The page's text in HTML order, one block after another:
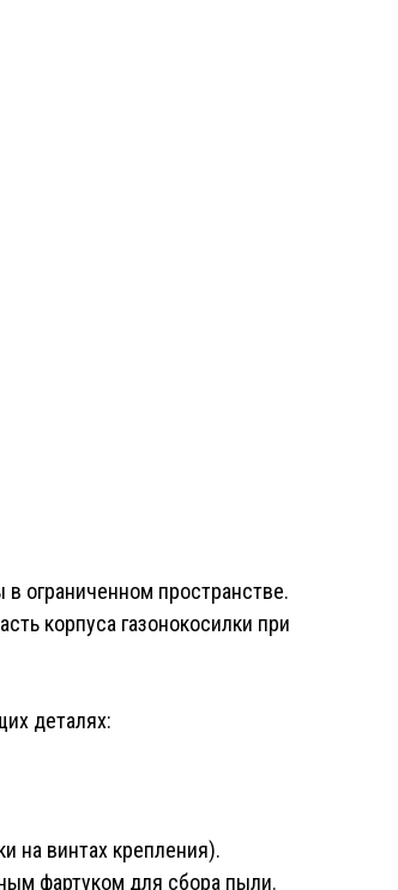
ограниченном пространстве.
корпуса газонокосилки при
деталях:
на винтах крепления).
фартуком для сбора пыли.